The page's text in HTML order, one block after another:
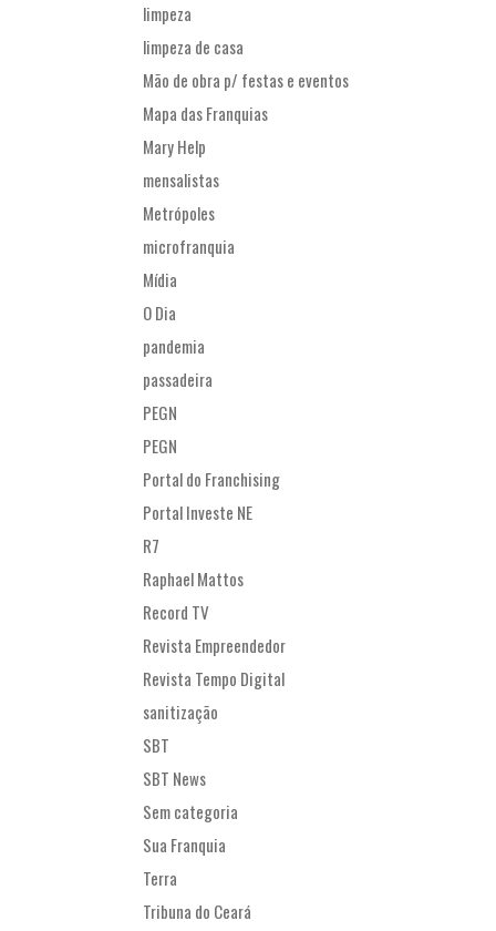
limpeza
limpeza de casa
Mão de obra p/ festas e eventos
Mapa das Franquias
Mary Help
mensalistas
Metrópoles
microfranquia
Mídia
O Dia
pandemia
passadeira
PEGN
PEGN
Portal do Franchising
Portal Investe NE
R7
Raphael Mattos
Record TV
Revista Empreendedor
Revista Tempo Digital
sanitização
SBT
SBT News
Sem categoria
Sua Franquia
Terra
Tribuna do Ceará